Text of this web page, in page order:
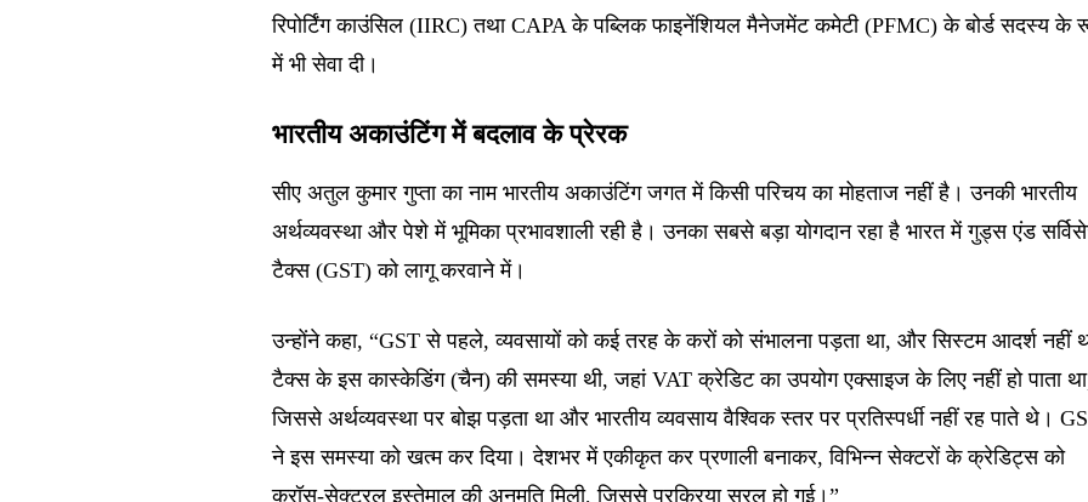
रिपोर्टिंग काउंसिल (IIRC) तथा CAPA के पब्लिक फाइनेंशियल मैनेजमेंट कमेटी (PFMC) के बोर्ड सदस्य के
में भी सेवा दी।
भारतीय अकाउंटिंग में बदलाव के प्रेरक
सीए अतुल कुमार गुप्ता का नाम भारतीय अकाउंटिंग जगत में किसी परिचय का मोहताज नहीं है। उनकी भारतीय
अर्थव्यवस्था और पेशे में भूमिका प्रभावशाली रही है। उनका सबसे बड़ा योगदान रहा है भारत में गुड्स एंड
टैक्स (GST) को लागू करवाने में।
उन्होंने कहा, “GST से पहले, व्यवसायों को कई तरह के करों को संभालना पड़ता था, और सिस्टम आदर्श नहीं
टैक्स के इस कास्केडिंग (चैन) की समस्या थी, जहां VAT क्रेडिट का उपयोग एक्साइज के लिए नहीं हो पाता
जिससे अर्थव्यवस्था पर बोझ पड़ता था और भारतीय व्यवसाय वैश्विक स्तर पर प्रतिस्पर्धी नहीं रह पाते थे।
ने इस समस्या को खत्म कर दिया। देशभर में एकीकृत कर प्रणाली बनाकर, विभिन्न सेक्टरों के क्रेडिट्स को
क्रॉस-सेक्टरल इस्तेमाल की अनुमति मिली, जिससे प्रक्रिया सरल हो गई।”